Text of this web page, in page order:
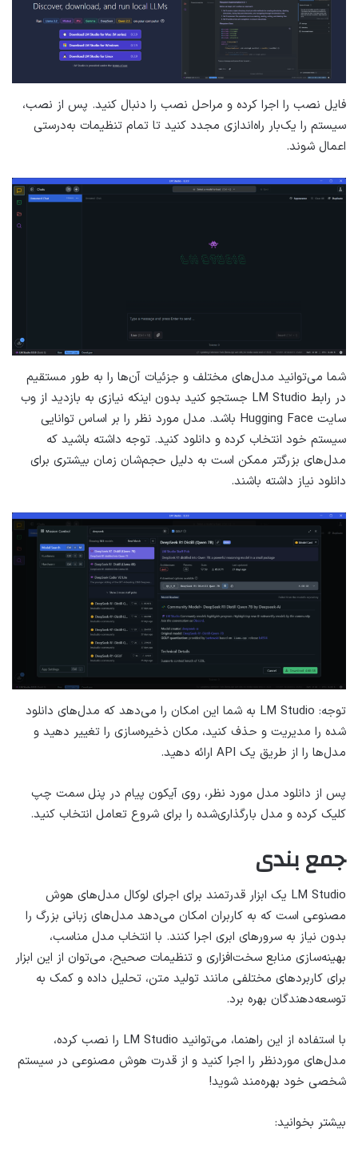
فایل نصب را اجرا کرده و مراحل نصب را دنبال کنید. پس از نصب،
سیستم را یک‌بار راه‌اندازی مجدد کنید تا تمام تنظیمات به‌درستی
اعمال شوند.
شما می‌توانید مدل‌های مختلف و جزئیات آن‌ها را به طور مستقیم
در رابط LM Studio جستجو کنید بدون اینکه نیازی به بازدید از وب
سایت Hugging Face باشد. مدل مورد نظر را بر اساس توانایی
سیستم خود انتخاب کرده و دانلود کنید. توجه داشته باشید که
مدل‌های بزرگتر ممکن است به دلیل حجم‌شان زمان بیشتری برای
دانلود نیاز داشته باشند.
توجه: LM Studio به شما این امکان را می‌دهد که مدل‌های دانلود
شده را مدیریت و حذف کنید، مکان ذخیره‌سازی را تغییر دهید و
مدل‌ها را از طریق یک API ارائه دهید.
پس از دانلود مدل مورد نظر، روی آیکون پیام در پنل سمت چپ
کلیک کرده و مدل بارگذاری‌شده را برای شروع تعامل انتخاب کنید.
جمع بندی
LM Studio یک ابزار قدرتمند برای اجرای لوکال مدل‌های هوش
مصنوعی است که به کاربران امکان می‌دهد مدل‌های زبانی بزرگ را
بدون نیاز به سرورهای ابری اجرا کنند. با انتخاب مدل مناسب،
بهینه‌سازی منابع سخت‌افزاری و تنظیمات صحیح، می‌توان از این ابزار
برای کاربردهای مختلفی مانند تولید متن، تحلیل داده و کمک به
توسعه‌دهندگان بهره برد.
با استفاده از این راهنما، می‌توانید LM Studio را نصب کرده،
مدل‌های موردنظر را اجرا کنید و از قدرت هوش مصنوعی در سیستم
شخصی خود بهره‌مند شوید!
بیشتر بخوانید: